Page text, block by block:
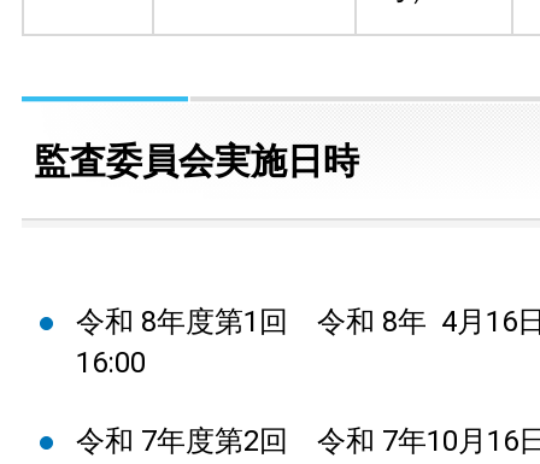
監査委員会実施日時
令和 8年度第1回 令和 8年 4月16
16:00
令和 7年度第2回 令和 7年10月16